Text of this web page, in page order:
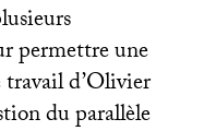
permettre une
d’Olivier
du parallèle